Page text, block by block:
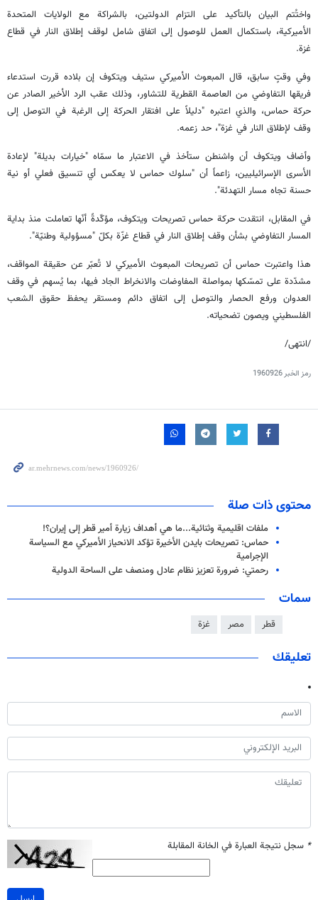
واختُتم البيان بالتأكيد على التزام الدولتين، بالشراكة مع الولايات المتحدة
الأميركية، باستكمال العمل للوصول إلى اتفاق شامل لوقف إطلاق النار في قطاع
غزة.
وفي وقتٍ سابق، قال المبعوث الأميركي ستيف ويتكوف إن بلاده قررت استدعاء
فريقها التفاوضي من العاصمة القطرية للتشاور، وذلك عقب الرد الأخير الصادر عن
حركة حماس، والذي اعتبره "دليلاً على افتقار الحركة إلى الرغبة في التوصل إلى
وقف لإطلاق النار في غزة"، حد زعمه.
وأضاف ويتكوف أن واشنطن ستأخذ في الاعتبار ما سمّاه "خيارات بديلة" لإعادة
الأسرى الإسرائيليين، زاعماً أن "سلوك حماس لا يعكس أي تنسيق فعلي أو نية
حسنة تجاه مسار التهدئة".
في المقابل، انتقدت حركة حماس تصريحات ويتكوف، مؤكّدةً أنّها تعاملت منذ بداية
المسار التفاوضي بشأن وقف إطلاق النار في قطاع غزّة بكلّ "مسؤولية وطنيّة".
هذا واعتبرت حماس أن تصريحات المبعوث الأميركي لا تُعبّر عن حقيقة المواقف،
مشدّدة على تمسّكها بمواصلة المفاوضات والانخراط الجاد فيها، بما يُسهم في وقف
العدوان ورفع الحصار والتوصل إلى اتفاق دائم ومستقر يحفظ حقوق الشعب
الفلسطيني ويصون تضحياته.
/انتهى/
رمز الخبر1960926
محتوى ذات صلة
ملفات اقليمية وثنائية...ما هي أهداف زيارة أمير قطر إلى إيران؟!
حماس: تصريحات بايدن الأخيرة تؤكد الانحياز الأميركي مع السياسة
الإجرامية
رحمتي: ضرورة تعزيز نظام عادل ومنصف على الساحة الدولية
سمات
قطر مصر غزة
تعليقك
* سجل نتيجة العبارة في الخانة المقابلة